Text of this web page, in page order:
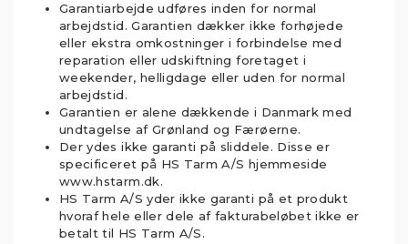
Garantiarbejde udføres inden for normal
arbejdstid. Garantien dækker ikke forhøjede
eller ekstra omkostninger i forbindelse med
reparation eller udskiftning foretaget i
weekender, helligdage eller uden for normal
arbejdstid.
Garantien er alene dækkende i Danmark med
undtagelse af Grønland og Færøerne.
Der ydes ikke garanti på sliddele. Disse er
specificeret på HS Tarm A/S hjemmeside
www.hstarm.dk.
HS Tarm A/S yder ikke garanti på et produkt
hvoraf hele eller dele af fakturabeløbet ikke er
betalt til HS Tarm A/S.